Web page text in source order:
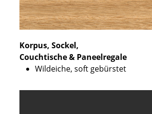
Korpus, Sockel,
Couchtische & Paneelregale
Wildeiche, soft gebürstet